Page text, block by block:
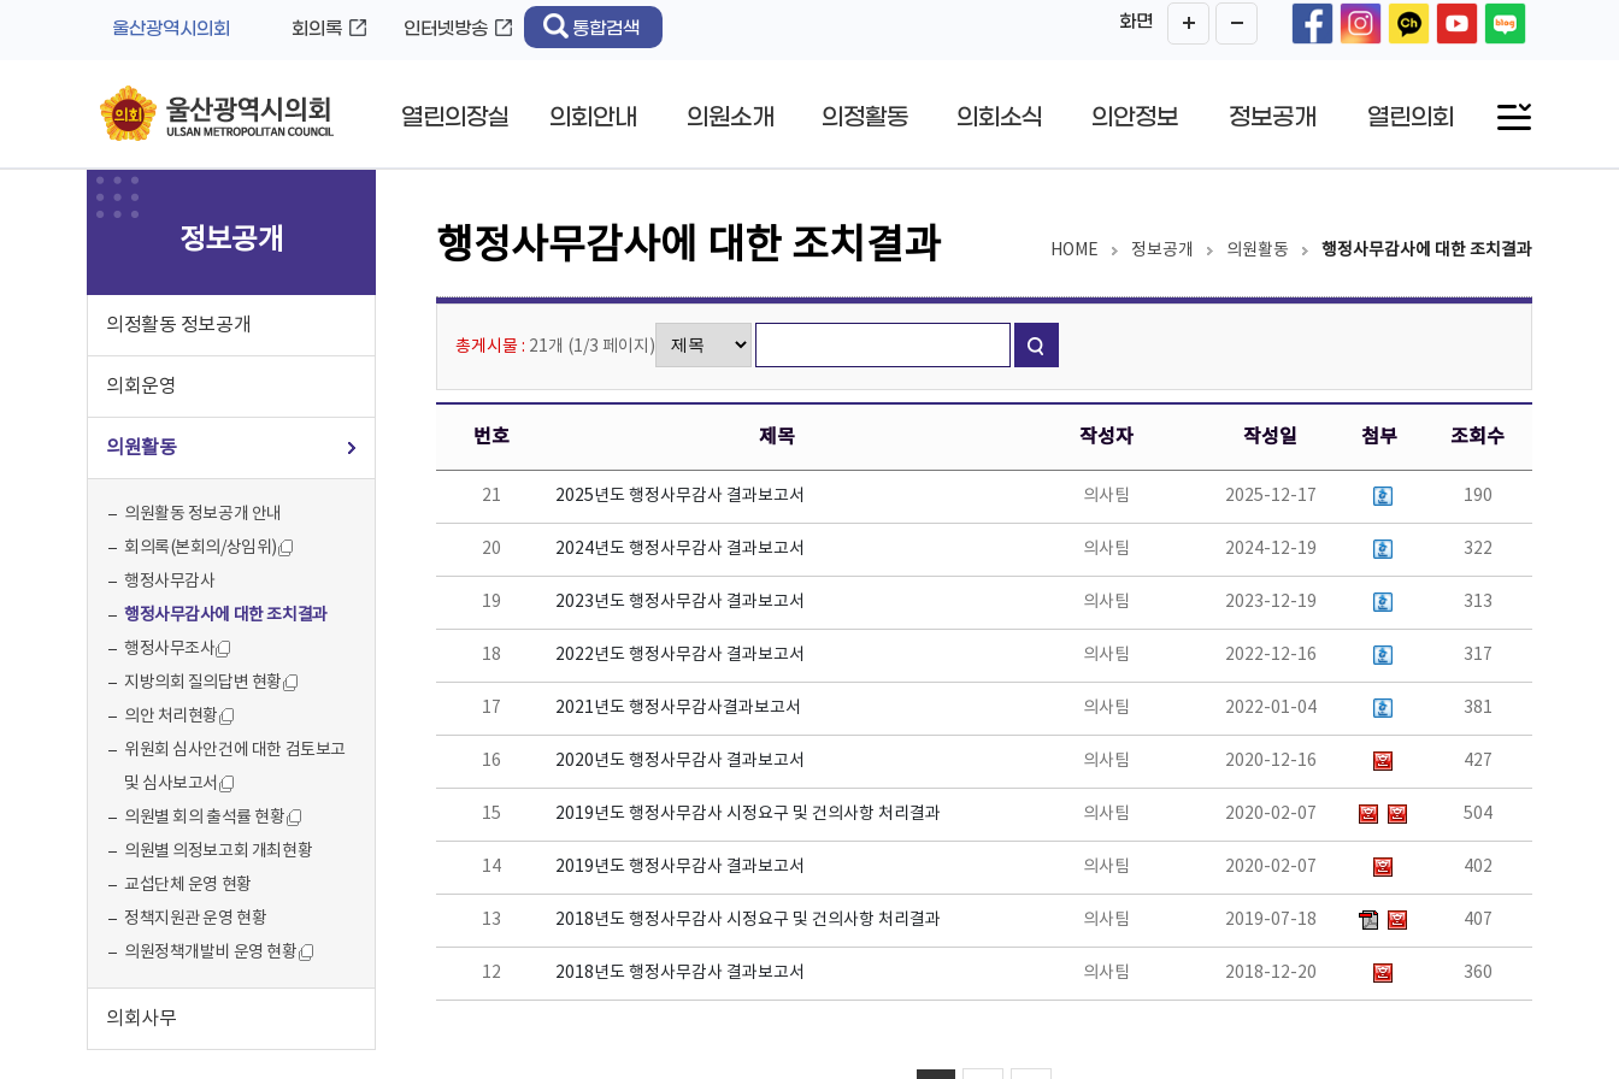
울산광역시의회 회의록 인터넷방송 통합검색 화면
열린의장실 의회안내 의원소개 의정활동 의회소식 의안정보 정보공개 열린의회
정보공개
의정활동 정보공개
의회운영
의원활동
의원활동 정보공개 안내
회의록(본회의/상임위)
행정사무감사
행정사무감사에 대한 조치결과
행정사무조사
지방의회 질의답변 현황
의안 처리현황
위원회 심사안건에 대한 검토보고
및 심사보고서
의원별 회의 출석률 현황
의원별 의정보고회 개최현황
교섭단체 운영 현황
정책지원관 운영 현황
의원정책개발비 운영 현황
의회사무
HOME 정보공개 의원활동 행정사무감사에 대한 조치결과
행정사무감사에 대한 조치결과
총게시물 : 21개 (1/3 페이지 )
번호 제목 작성자 작성일 첨부 조회수
21 2025년도 행정사무감사 결과보고서 의사팀 2025-12-17 190
20 2024년도 행정사무감사 결과보고서 의사팀 2024-12-19 322
19 2023년도 행정사무감사 결과보고서 의사팀 2023-12-19 313
18 2022년도 행정사무감사 결과보고서 의사팀 2022-12-16 317
17 2021년도 행정사무감사결과보고서 의사팀 2022-01-04 381
16 2020년도 행정사무감사 결과보고서 의사팀 2020-12-16 427
15 2019년도 행정사무감사 시정요구 및 건의사항 처리결과 의사팀 2020-02-07 504
14 2019년도 행정사무감사 결과보고서 의사팀 2020-02-07 402
13 2018년도 행정사무감사 시정요구 및 건의사항 처리결과 의사팀 2019-07-18 407
12 2018년도 행정사무감사 결과보고서 의사팀 2018-12-20 360